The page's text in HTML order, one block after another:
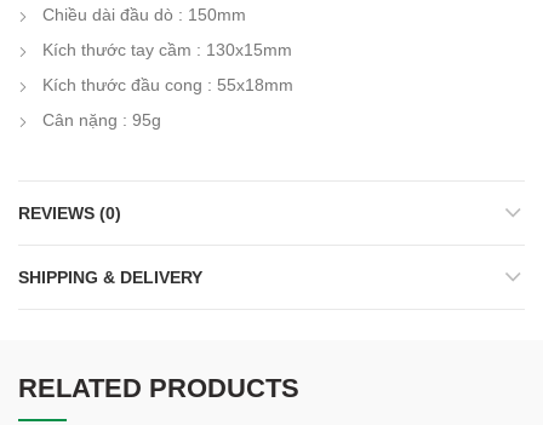
Chiều dài đầu dò : 150mm
Kích thước tay cầm : 130x15mm
Kích thước đầu cong : 55x18mm
Cân nặng : 95g
REVIEWS (0)
SHIPPING & DELIVERY
RELATED PRODUCTS